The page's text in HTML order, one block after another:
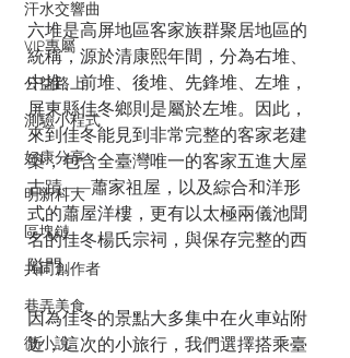
汗水交響曲
VIP專屬
公益路上
測驗小程式
好康分享
明新科大
區塊鏈
共同創作者
巷弄美食
微小說
六堆是高屏地區客家族群聚居地區的
統稱，源於清康熙年間，分為右堆、
中堆、前堆、後堆、先鋒堆、左堆，
屏東縣佳冬鄉則是屬於左堆。因此，
來到佳冬能見到非常完整的客家老建
築，包含全臺灣唯一的客家五進大屋
古蹟——蕭家祖屋，以及綜合和洋形
式的蕭屋洋樓，更有以太極兩儀池聞
名的佳冬楊氏宗祠，與保存完整的西
隘門。
因為佳冬的景點大多集中在火車站附
近，這次的小旅行，我們選擇搭乘臺